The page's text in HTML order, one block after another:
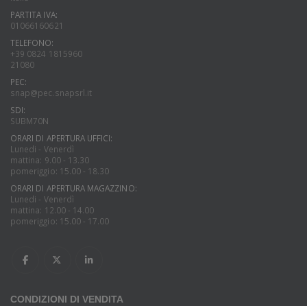
PARTITA IVA:
01066160621
TELEFONO:
+39 0824 1815960
21080
PEC:
snap@pec.snapsrl.it
SDI:
SUBM70N
ORARI DI APERTURA UFFICI:
Lunedi - Venerdì
mattina: 9.00 - 13.30
pomeriggio: 15.00 - 18.30
ORARI DI APERTURA MAGAZZINO:
Lunedi - Venerdì
mattina: 12.00 - 14.00
pomeriggio: 15.00 - 17.00
CONDIZIONI DI VENDITA